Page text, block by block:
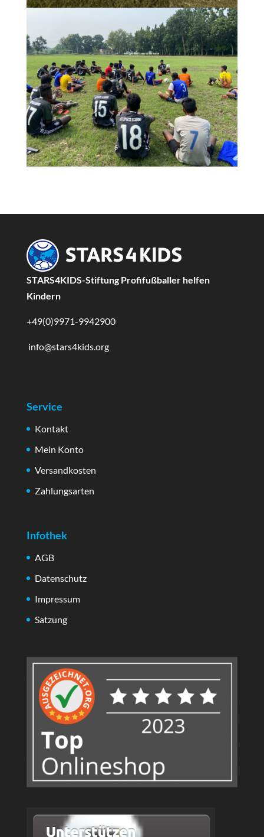
STARS4KIDS-Stiftung Profifußballer helfen
Kindern
+49(0)9971-9942900
info@stars4kids.org
Service
Kontakt
Mein Konto
Versandkosten
Zahlungsarten
Infothek
AGB
Datenschutz
Impressum
Satzung